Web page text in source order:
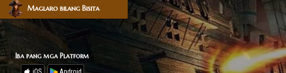
Maglaro bilang Bisita
Iba pang mga Platform